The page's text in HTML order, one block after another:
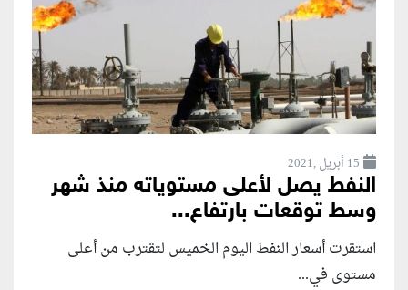
15 أبريل ,2021
النفط يصل لأعلى مستوياته منذ شهر
وسط توقعات بارتفاع...
استقرت أسعار النفط اليوم الخميس لتقترب من أعلى
مستوى في...